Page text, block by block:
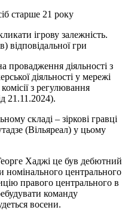
старше 21 року
ігрову залежність.
відповідальної гри
діяльності з
діяльності у мережі
з регулювання
21.11.2024).
складі – зіркові гравці
(Вільяреал) у цьому
Хаджі це був дебютний
номінального центрального
правого центрального в
команду
восени.